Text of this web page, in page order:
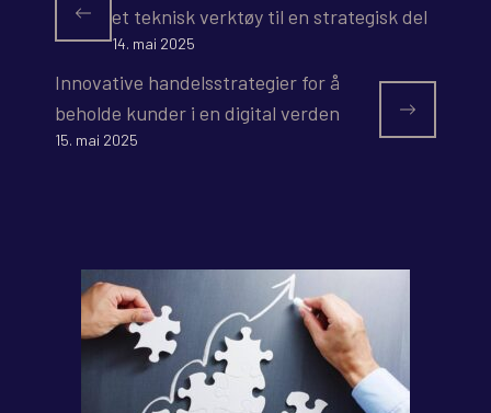
et teknisk verktøy til en strategisk del
14. mai 2025
Innovative handelsstrategier for å
beholde kunder i en digital verden
15. mai 2025